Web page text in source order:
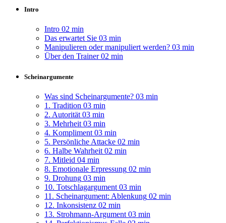
Intro
Intro 02 min
Das erwartet Sie 03 min
Manipulieren oder manipuliert werden? 03 min
Über den Trainer 02 min
Scheinargumente
Was sind Scheinargumente? 03 min
1. Tradition 03 min
2. Autorität 03 min
3. Mehrheit 03 min
4. Kompliment 03 min
5. Persönliche Attacke 02 min
6. Halbe Wahrheit 02 min
7. Mitleid 04 min
8. Emotionale Erpressung 02 min
9. Drohung 03 min
10. Totschlagargument 03 min
11. Scheinargument: Ablenkung 02 min
12. Inkonsistenz 02 min
13. Strohmann-Argument 03 min